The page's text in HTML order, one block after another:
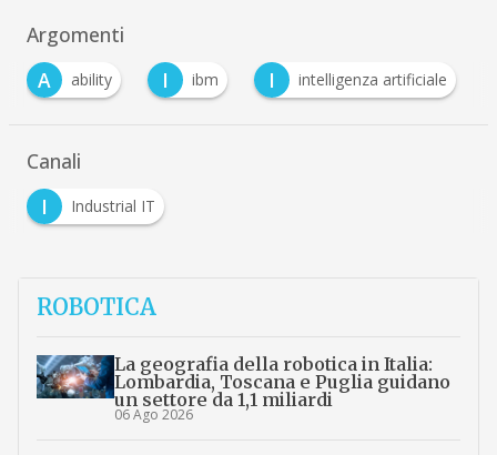
Argomenti
ibm intelligenza artificiale W watson
Canali
I
Industrial IT
ROBOTICA
La geografia della robotica in Italia:
Lombardia, Toscana e Puglia guidano
un settore da 1,1 miliardi
06 Ago 2026